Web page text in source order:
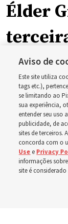
Élder
em
A dedicação
a primeira
7 agosto 2026,
DISPONÍVEL EM:
Aviso de
Este site utiliza
tags etc.),
se limitando ao
sua experiência,
entender seu uso
publicidade, de
sites de terceiros.
concorda com o
Use e Privacy
informações
site é